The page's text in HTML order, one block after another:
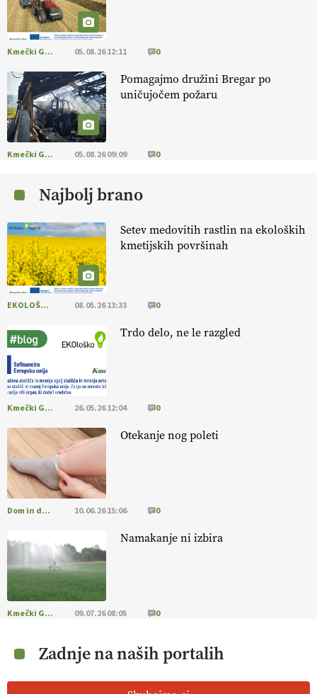
KMETIJSKA LIGA PRVAKOV: POMLADITEV
KMETIJSKE EKIPE
KMETIJSKA LIGA PRVAKOV: UKRAJINA vs.
EVROPA
EKOloško = logično: ekološka kmetija
B'ZGAR
EKOloško = logično: VLOG Okus je
EKOloško = logično: ekološka kmetija PR'
RAKARI
EKOloško = logično: vinogradniško in
Kmečki Glas 05.08.26 12:11 0
Pomagajmo družini Bregar po
uničujočem požaru
Kmečki Glas 05.08.26 09:09 0
Najbolj brano
Setev medovitih rastlin na ekoloških
kmetijskih površinah
EKOLOŠKO LOGIČNO 08.05.26 13:33 0
Trdo delo, ne le razgled
Kmečki Glas 26.05.26 12:04 0
Otekanje nog poleti
Dom in družina 10.06.26 15:06 0
Namakanje ni izbira
Kmečki Glas 09.07.26 08:05 0
Zadnje na naših portalih